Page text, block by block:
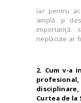
Iar pentru
amplă şi
importanţă
neplăcute ar
2. Cum v-a
Curtea de la